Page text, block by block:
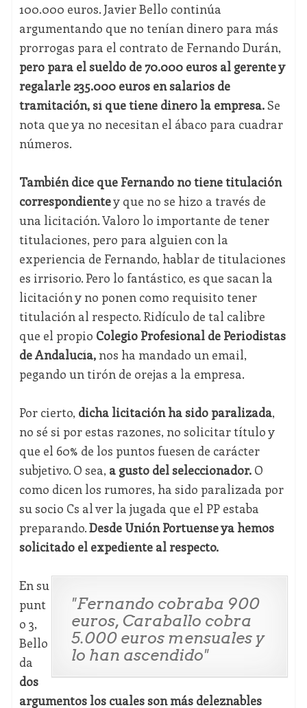
100.000 euros. Javier Bello continúa
argumentando que no tenían dinero para más
prorrogas para el contrato de Fernando Durán,
pero para el sueldo de 70.000 euros al gerente y
regalarle 235.000 euros en salarios de
tramitación, sí que tiene dinero la empresa.Se
nota que ya no necesitan el ábaco para cuadrar
números.
También dice que Fernando no tiene titulación
correspondientey que no se hizo a través de
una licitación. Valoro lo importante de tener
titulaciones, pero para alguien con la
experiencia de Fernando, hablar de titulaciones
es irrisorio. Pero lo fantástico, es que sacan la
licitación y no ponen como requisito tener
titulación al respecto. Ridículo de tal calibre
que el propio Colegio Profesional de Periodistas
de Andalucía,nos ha mandado un email,
pegando un tirón de orejas a la empresa.
Por cierto, dicha licitación ha sido paralizada,
no sé si por estas razones, no solicitar título y
que el 60% de los puntos fuesen de carácter
subjetivo. O sea, a gusto del seleccionador.O
como dicen los rumores, ha sido paralizada por
su socio Cs al ver la jugada que el PP estaba
preparando.Desde Unión Portuense ya hemos
solicitado el expediente al respecto.
"Fernando cobraba 900
euros, Caraballo cobra
5.000 euros mensuales y
lo han ascendido"
En su
punt
o 3,
Bello
da
dos
argumentos los cuales son más deleznables